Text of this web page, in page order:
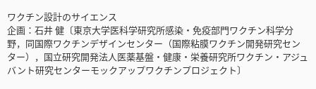
ワクチン設計のサイエンス
企画：石井 健〔東京大学医科学研究所感染・免疫部門ワクチン科学分
野，同国際ワクチンデザインセンター（国際粘膜ワクチン開発研究セン
ター），国立研究開発法人医薬基盤・健康・栄養研究所ワクチン・アジュ
バント研究センターモックアップワクチンプロジェクト〕